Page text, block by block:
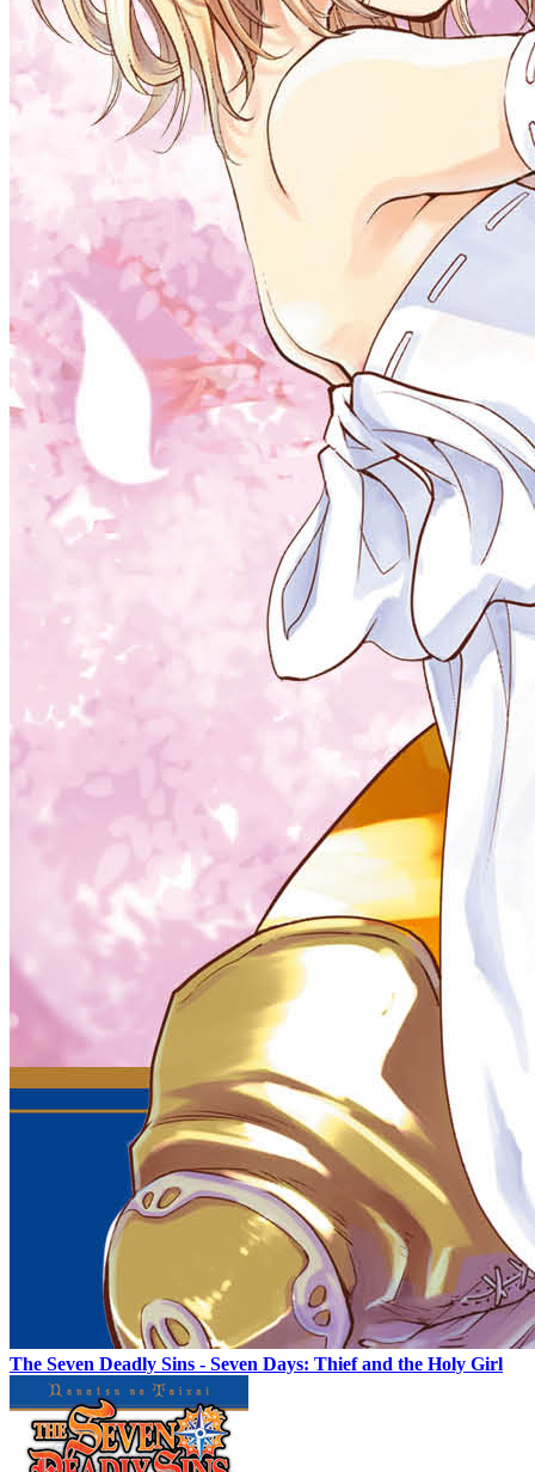
The Seven Deadly Sins - Seven Days: Thief and the Holy Girl